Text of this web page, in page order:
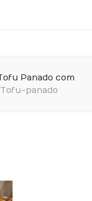
Panado com
Tofu-panado